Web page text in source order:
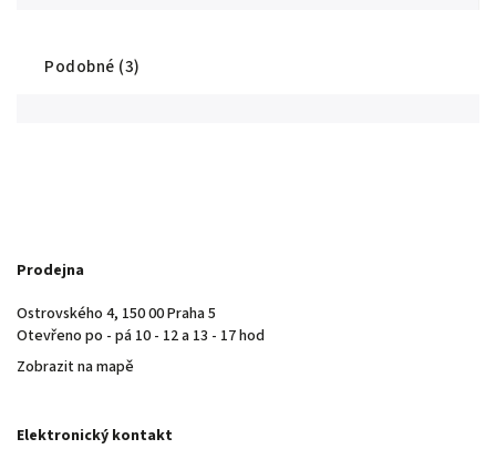
Podobné (3)
Prodejna
Ostrovského 4, 150 00 Praha 5
Otevřeno po - pá 10 - 12 a 13 - 17 hod
Zobrazit na mapě
Elektronický kontakt